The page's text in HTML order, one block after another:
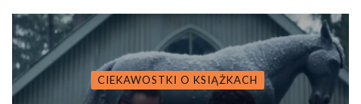
CIEKAWOSTKI O KSIĄŻKACH